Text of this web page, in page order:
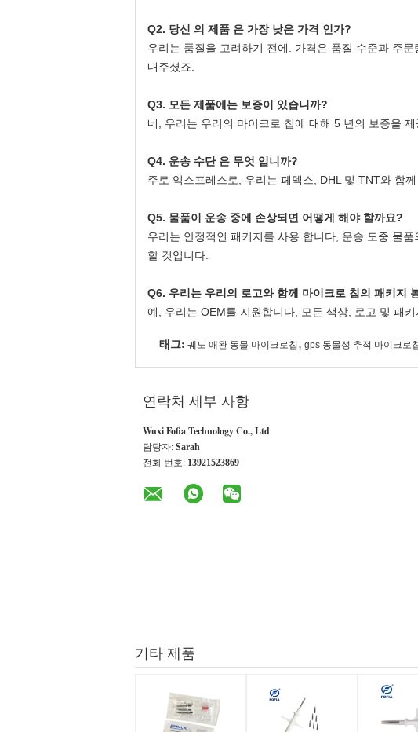
Q2. 당신 의 제품 은 가장 낮은 가격 인가?
우리는 품질을 고려하기 전에. 가격은 품질 수준과 주
내주셨죠.
Q3. 모든 제품에는 보증이 있습니까?
네, 우리는 우리의 마이크로 칩에 대해 5 년의 보증을
Q4. 운송 수단 은 무엇 입니까?
주로 익스프레스로, 우리는 페덱스, DHL 및 TNT와 함
Q5. 물품이 운송 중에 손상되면 어떻게 해야 할까요?
우리는 안정적인 패키지를 사용 합니다, 운송 도중 물
할 것입니다.
Q6. 우리는 우리의 로고와 함께 마이크로 칩의 패키지
예, 우리는 OEM를 지원합니다, 모든 색상, 로고 및 패
태그: 궤도 애완 동물 마이크로칩 , gps 동물성 추적 마이크로
연락처 세부 사항
Wuxi Fofia Technology Co., Ltd
담당자: Sarah
전화 번호: 13921523869
기타 제품